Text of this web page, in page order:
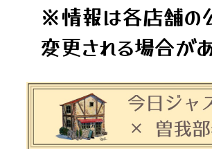
※情報は各店舗の
変更される場合が